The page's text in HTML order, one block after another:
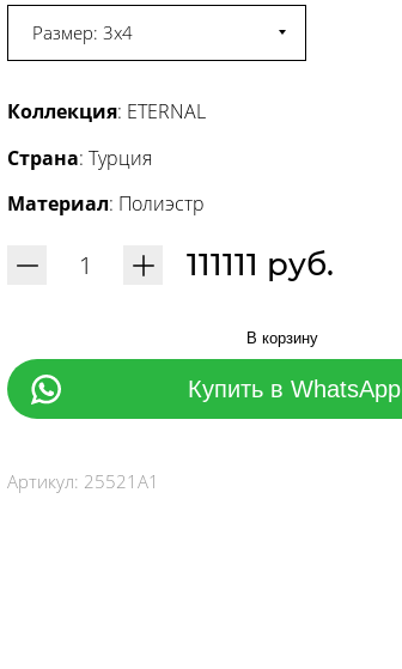
Размер: 3x4
Коллекция: ETERNAL
Страна: Турция
Материал: Полиэстр
111111 руб.
В корзину
Купить в WhatsApp
Артикул: 25521A1